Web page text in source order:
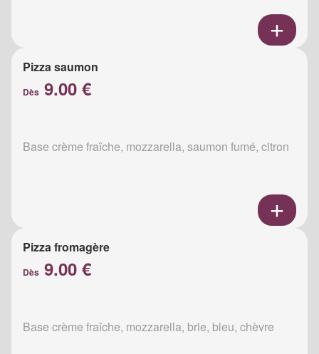
Pizza saumon
Dès 9.00 €
Base crème fraîche, mozzarella, saumon fumé, citron
Pizza fromagère
Dès 9.00 €
Base crème fraîche, mozzarella, brie, bleu, chèvre